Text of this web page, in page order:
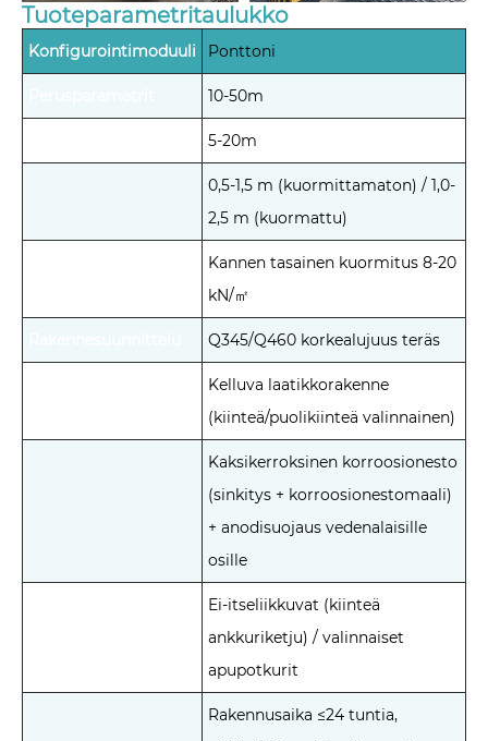
Tuoteparametritaulukko
Konfigurointimoduuli Ponttoni
10-50m
5-20m
0,5-1,5 m (kuormittamaton) / 1,0-
2,5 m (kuormattu)
Kannen tasainen kuormitus 8-20
kN/㎡
Q345/Q460 korkealujuus teräs
Kelluva laatikkorakenne
(kiinteä/puolikiinteä valinnainen)
Kaksikerroksinen korroosionesto
(sinkitys + korroosionestomaali)
+ anodisuojaus vedenalaisille
osille
Ei-itseliikkuvat (kiinteä
ankkuriketju) / valinnaiset
apupotkurit
Rakennusaika ≤24 tuntia,